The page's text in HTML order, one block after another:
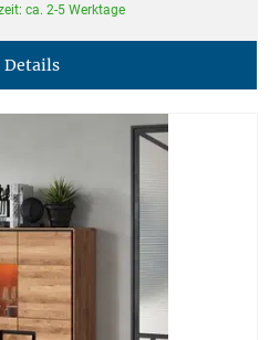
ca. 2-5 Werktage
Details